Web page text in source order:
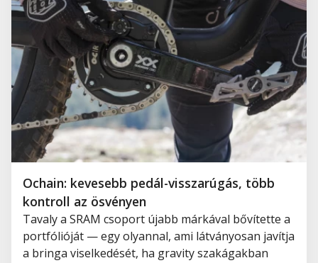
Ochain: kevesebb pedál-visszarúgás, több
kontroll az ösvényen
Tavaly a SRAM csoport újabb márkával bővítette a
portfólióját — egy olyannal, ami látványosan javítja
a bringa viselkedését, ha gravity szakágakban